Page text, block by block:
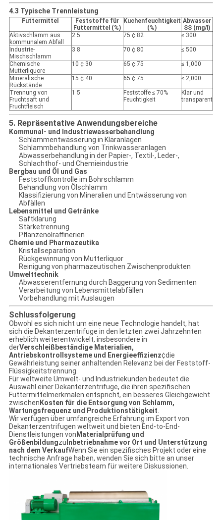
4.3 Typische Trennleistung
Futtermittel
Feststoffe für
Futtermittel (%)
Kuchenfeuchtigkeit
(%)
Abwasser
SS (mg/l)
Aktivschlamm aus
kommunalem Abfall
2 5 75 ¢ 82 ≤ 300
Industrie-
Mischschlamm
3 8 70 ¢ 80 ≤ 500
Chemische
Mutterliquore
10 ¢ 30 65 ¢ 75 ≤ 1,000
Mineralische
Rückstände
15 ¢ 40 65 ¢ 75 ≤ 2,000
Trennung von
Fruchtsaft und
Fruchtfleisch
1 5
Feststoffe ≤ 70%
Feuchtigkeit
Klar und
transparent
5. Repräsentative Anwendungsbereiche
Kommunal- und Industriewasserbehandlung
Schlammentwässerung in Kläranlagen
Schlammbehandlung von Trinkwasseranlagen
Abwasserbehandlung in der Papier-, Textil-, Leder-,
Schlachthof- und Chemieindustrie
Bergbau und Öl und Gas
Feststoffkontrolle im Bohrschlamm
Behandlung von Ölschlamm
Klassifizierung von Mineralien und Entwässerung von
Abfällen
Lebensmittel und Getränke
Saftklarung
Stärketrennung
Pflanzenölraffinerien
Chemie und Pharmazeutika
Kristallseparation
Rückgewinnung von Mutterliquor
Reinigung von pharmazeutischen Zwischenprodukten
Umwelttechnik
Abwasserentfernung durch Baggerung von Sedimenten
Verarbeitung von Lebensmittelabfällen
Vorbehandlung mit Auslaugen
Schlussfolgerung
Obwohl es sich nicht um eine neue Technologie handelt, hat
sich die Dekanterzentrifuge in den letzten zwei Jahrzehnten
erheblich weiterentwickelt, insbesondere in
derVerschleißbeständige Materialien,
Antriebskontrollsysteme und Energieeffizienz¢die
Gewährleistung seiner anhaltenden Relevanz bei der Feststoff-
Flüssigkeitstrennung.
Für weltweite Umwelt- und Industriekunden bedeutet die
Auswahl einer Dekanterzentrifuge, die ihren spezifischen
Futtermittelmerkmalen entspricht, ein besseres Gleichgewicht
zwischen Kosten für die Entsorgung von Schlamm,
Wartungsfrequenz und Produktionstätigkeit.
Wir verfügen über umfangreiche Erfahrung im Export von
Dekanterzentrifugen weltweit und bieten End-to-End-
Dienstleistungen von Materialprüfung und
Größenbildungzu Inbetriebnahme vor Ort und Unterstützung
nach dem VerkaufWenn Sie ein spezifisches Projekt oder eine
technische Anfrage haben, wenden Sie sich bitte an unser
internationales Vertriebsteam für weitere Diskussionen.